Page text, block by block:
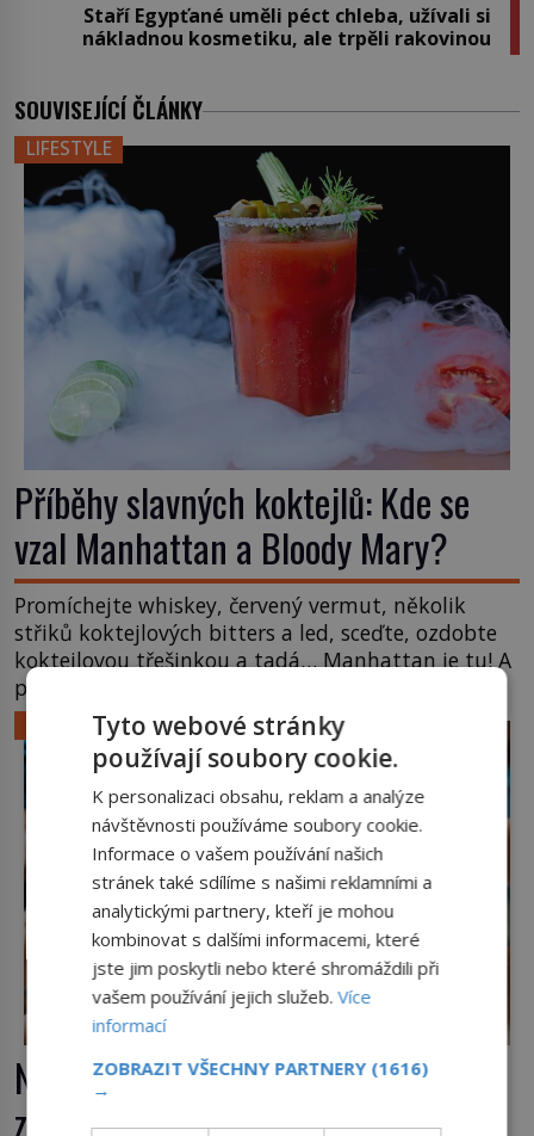
Staří Egypťané uměli péct chleba, užívali si
nákladnou kosmetiku, ale trpěli rakovinou
SOUVISEJÍCÍ ČLÁNKY
LIFESTYLE
Příběhy slavných koktejlů: Kde se
vzal Manhattan a Bloody Mary?
Promíchejte whiskey, červený vermut, několik
střiků koktejlových bitters a led, sceďte, ozdobte
koktejlovou třešinkou a tadá… Manhattan je tu! A
pokud to má být skutečně on, dejte si pozor, ať
místo klasické americké rye whiskey či klidně
bourbonu nepoužijete skotskou whisku. Co se
stane? Inu, koktejl bude stále skvělý, ale už to
nebude Manhattan ale […]
LIFESTYLE
Nápoj, která chutná po seně. Jak
znechucený Američan vymyslel
Tyto webové stránky
používají soubory cookie.
K personalizaci obsahu, reklam a analýze
návštěvnosti používáme soubory cookie.
Informace o vašem používání našich
stránek také sdílíme s našimi reklamními a
analytickými partnery, kteří je mohou
kombinovat s dalšími informacemi, které
jste jim poskytli nebo které shromáždili při
vašem používání jejich služeb.Více
informací
ZOBRAZIT VŠECHNY PARTNERY (1616)
→